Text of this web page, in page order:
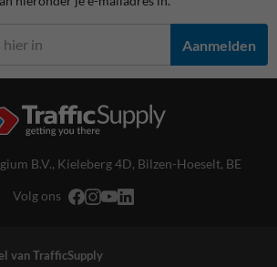
Aanmelden
B.V., Kieleberg 4D, Bilzen-Hoeselt, BE
Volg ons
van TrafficSupply